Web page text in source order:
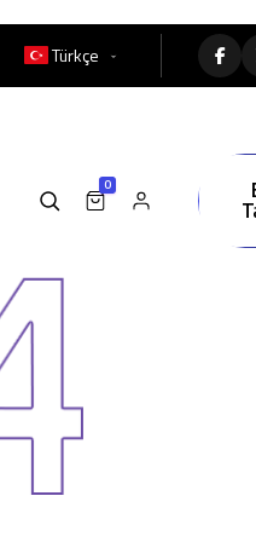
Türkçe
0